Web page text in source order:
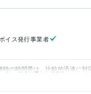
イス発行事業者
の時間帯は、比較的迅速に対